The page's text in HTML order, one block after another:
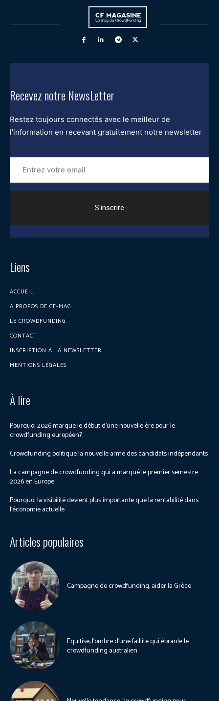
Recevez notre NewsLetter
Restez toujours connectés avec le meilleur de
l'information en recevant gratuitement notre newsletter
Entrez
votre
email
Liens
ACCUEIL
A PROPOS DE CF-MAG
LE CROWDFUNDING
CONTACT
INSCRIPTION À LA NEWSLETTER
MENTIONS LÉGALES
À lire
Pourquoi 2026 marque le début d’une nouvelle ère pour le
crowdfunding européen?
Crowdfunding politique la nouvelle arme des candidats indépendants
La campagne de crowdfunding qui a marqué le premier semestre
2026 en Europe
Pourquoi la visibilité devient plus importante que la rentabilité dans
l’économie actuelle
Articles populaires
Campagne de crowdfunding, aider la Grèce
Equitise, l’ombre d’une faillite qui ébranle le
crowdfunding australien